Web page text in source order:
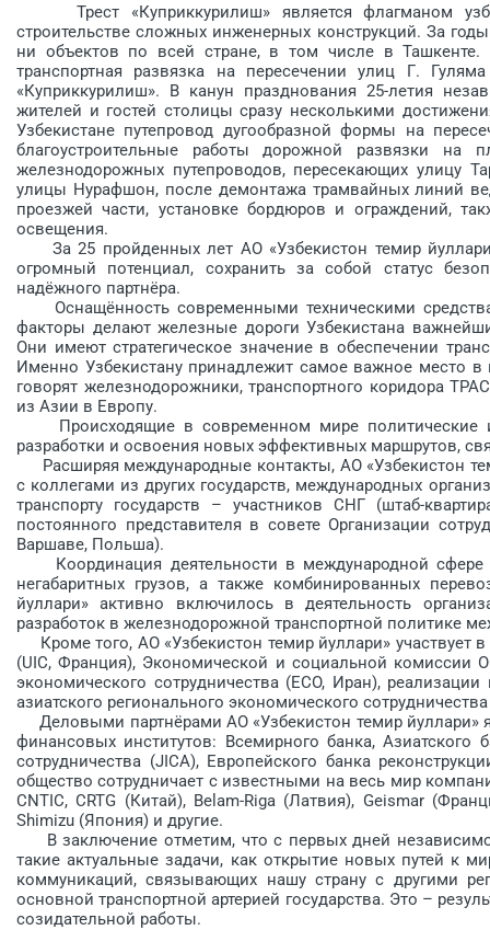
Трест «Куприккурилиш» является флагманом
строительстве сложных инженерных конструкций. За
ни объектов по всей стране, в том числе в Ташкенте.
транспортная развязка на пересечении улиц Г.
«Куприккурилиш». В канун празднования 25-летия
жителей и гостей столицы сразу несколькими
Узбекистане путепровод дугообразной формы на
благоустроительные работы дорожной развязки на
железнодорожных путепроводов, пересекающих улицу
улицы Нурафшон, после демонтажа трамвайных линий
проезжей части, установке бордюров и ограждений,
освещения.
За 25 пройденных лет АО «Узбекистон темир
огромный потенциал, сохранить за собой статус
надёжного партнёра.
Оснащённость современными техническими
факторы делают железные дороги Узбекистана
Они имеют стратегическое значение в обеспечении
Именно Узбекистану принадлежит самое важное место
говорят железнодорожники, транспортного коридора
из Азии в Европу.
Происходящие в современном мире политические и
разработки и освоения новых эффективных маршрутов,
Расширяя международные контакты, АО «Узбекистон
с коллегами из других государств, международных
транспорту государств – участников СНГ (штаб-
постоянного представителя в совете Организации
Варшаве, Польша).
Координация деятельности в международной сфере
негабаритных грузов, а также комбинированных
йуллари» активно включилось в деятельность
разработок в железнодорожной транспортной политике
Кроме того, АО «Узбекистон темир йуллари» участвует
(UIC, Франция), Экономической и социальной
экономического сотрудничества (ECO, Иран),
азиатского регионального экономического
Деловыми партнёрами АО «Узбекистон темир йуллари»
финансовых институтов: Всемирного банка, Азиатского
сотрудничества (JICA), Европейского банка
общество сотрудничает с известными на весь мир
CNTIC, CRTG (Китай), Belam-Riga (Латвия), Geismar
Shimizu (Япония) и другие.
В заключение отметим, что с первых дней
такие актуальные задачи, как открытие новых путей к
коммуникаций, связывающих нашу страну с другими
основной транспорт­ной артерией государства. Это –
созидательной работы.